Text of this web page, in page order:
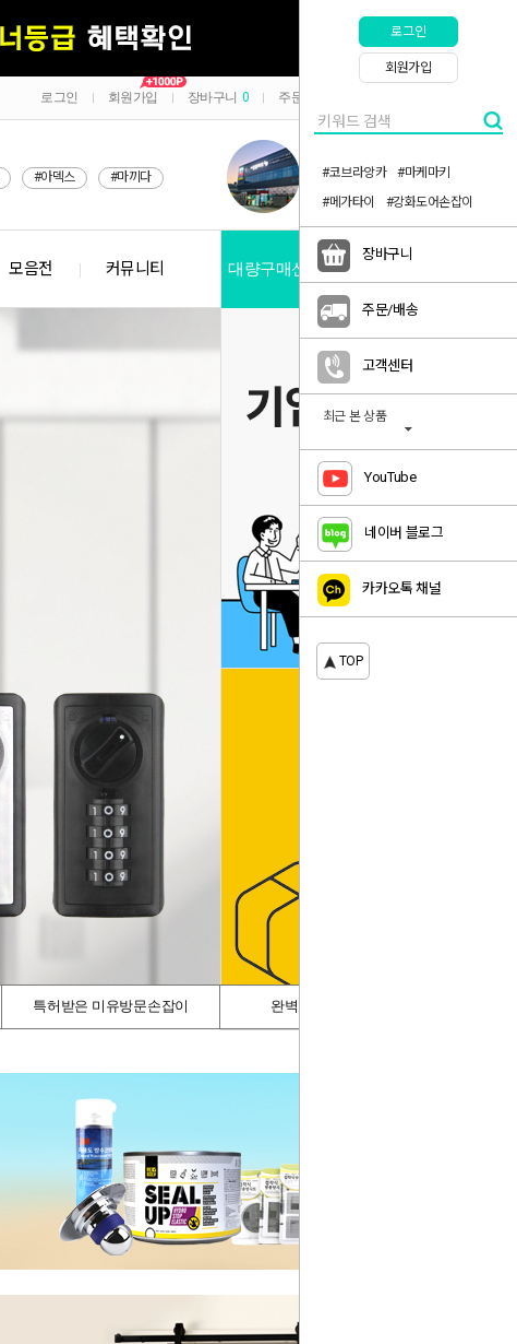
로그인 회원가입 장바구니 0 주문/배송
#아덱스 #마끼다
모음전 커뮤니티 대량구매신청
로그인
회원가입
#코브라앙카
#마케마키
#메가타이
#강화도어손잡이
장바구니
주문/배송
고객센터
최근 본 상품
YouTube
네이버 블로그
카카오톡 채널
TOP
특허받은 미유방문손잡이 완벽차단/싱크가드